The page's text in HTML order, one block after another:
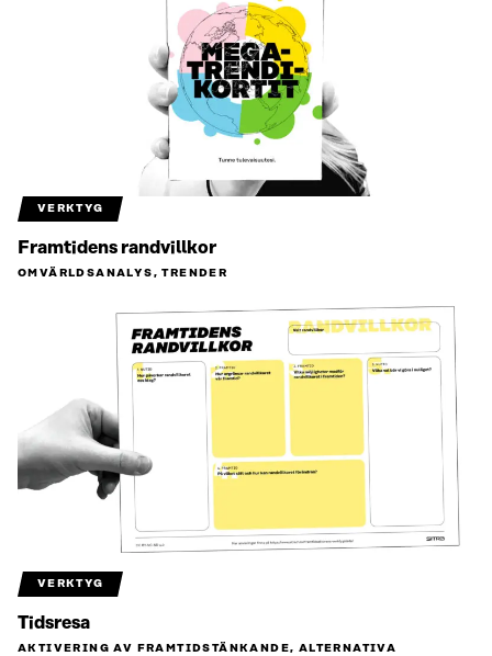
VERKTYG
Framtidens randvillkor
OMVÄRLDSANALYS, TRENDER
VERKTYG
Tidsresa
AKTIVERING AV FRAMTIDSTÄNKANDE, ALTERNATIVA